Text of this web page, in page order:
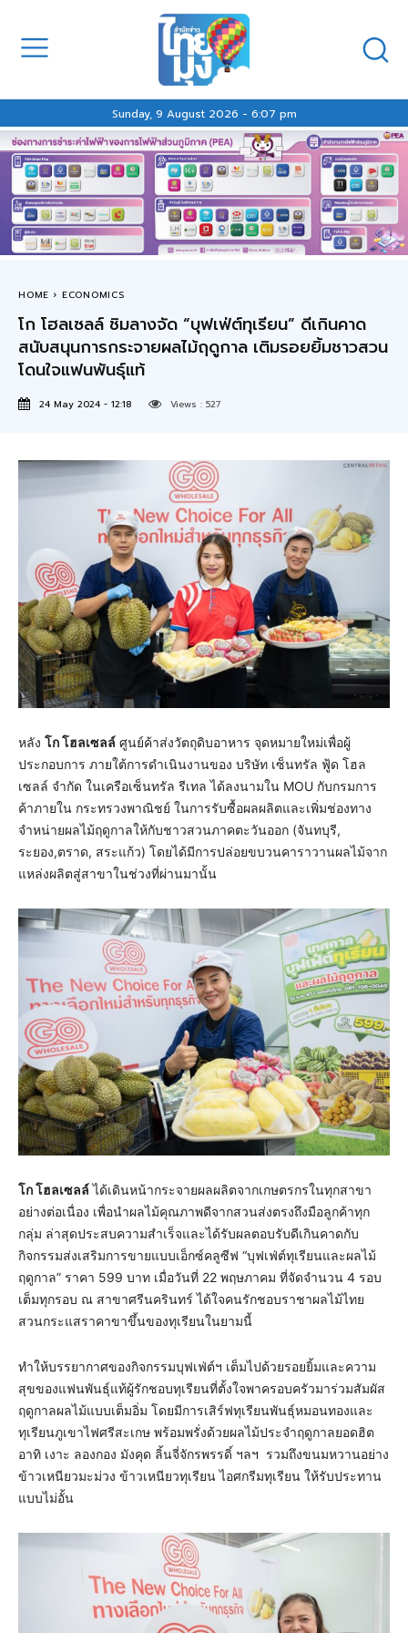
Sunday, 9 August 2026 - 6:07 pm
HOME ECONOMICS
โก โฮลเซลล์ ชิมลางจัด “บุฟเฟ่ต์ทุเรียน” ดีเกินคาด
สนับสนุนการกระจายผลไม้ฤดูกาล เติมรอยยิ้มชาวสวน
โดนใจแฟนพันธุ์แท้
24 May 2024 - 12:18 Views : 527
หลัง โก โฮลเซลล์ ศูนย์ค้าส่งวัตถุดิบอาหาร จุดหมายใหม่เพื่อผู้
ประกอบการ ภายใต้การดำเนินงานของ บริษัท เซ็นทรัล ฟู้ด โฮล
เซลล์ จำกัด ในเครือเซ็นทรัล รีเทล ได้ลงนามใน MOU กับกรมการ
ค้าภายใน กระทรวงพาณิชย์ ในการรับซื้อผลผลิตและเพิ่มช่องทาง
จำหน่ายผลไม้ฤดูกาลให้กับชาวสวนภาคตะวันออก (จันทบุรี,
ระยอง,ตราด, สระแก้ว) โดยได้มีการปล่อยขบวนคาราวานผลไม้จาก
แหล่งผลิตสู่สาขาในช่วงที่ผ่านมานั้น
โก โฮลเซลล์ได้เดินหน้ากระจายผลผลิตจากเกษตรกรในทุกสาขา
อย่างต่อเนื่อง เพื่อนำผลไม้คุณภาพดีจากสวนส่งตรงถึงมือลูกค้าทุก
กลุ่ม ล่าสุดประสบความสำเร็จและได้รับผลตอบรับดีเกินคาดกับ
กิจกรรมส่งเสริมการขายแบบเอ็กซ์คลูซีฟ “บุฟเฟ่ต์ทุเรียนและผลไม้
ฤดูกาล” ราคา 599 บาท เมื่อวันที่ 22 พฤษภาคม ที่จัดจำนวน 4 รอบ
เต็มทุกรอบ ณ สาขาศรีนครินทร์ ได้ใจคนรักชอบราชาผลไม้ไทย
สวนกระแสราคาขาขึ้นของทุเรียนในยามนี้
ทำให้บรรยากาศของกิจกรรมบุฟเฟ่ต์ฯ เต็มไปด้วยรอยยิ้มและความ
สุขของแฟนพันธุ์แท้ผู้รักชอบทุเรียนที่ตั้งใจพาครอบครัวมาร่วมสัมผัส
ฤดูกาลผลไม้แบบเต็มอิ่ม โดยมีการเสิร์ฟทุเรียนพันธุ์หมอนทองและ
ทุเรียนภูเขาไฟศรีสะเกษ พร้อมพรั่งด้วยผลไม้ประจำฤดูกาลยอดฮิต
อาทิ เงาะ ลองกอง มังคุด ลิ้นจี่จักรพรรดิ์ ฯลฯ รวมถึงขนมหวานอย่าง
ข้าวเหนียวมะม่วง ข้าวเหนียวทุเรียน ไอศกรีมทุเรียน ให้รับประทาน
แบบไม่อั้น